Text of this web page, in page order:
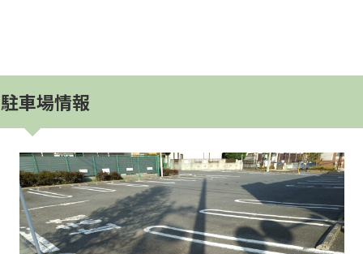
駐車場情報